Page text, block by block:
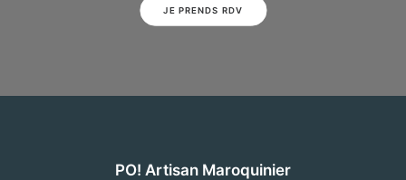
JE PRENDS RDV
PO! Artisan Maroquinier